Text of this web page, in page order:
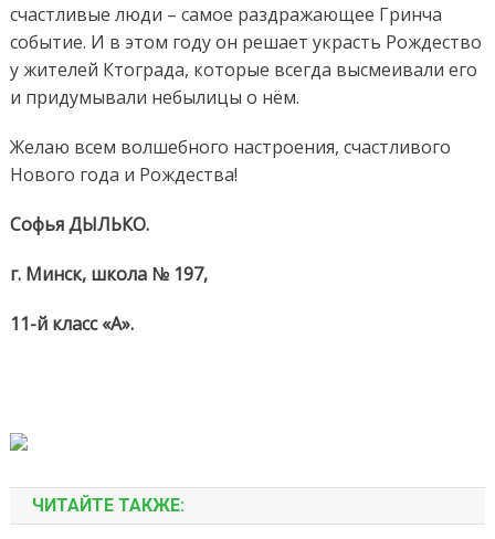
счастливые люди – самое раздражающее Гринча
событие. И в этом году он решает украсть Рождество
у жителей Ктограда, которые всегда высмеивали его
и придумывали небылицы о нём.
Желаю всем волшебного настроения, счастливого
Нового года и Рождества!
Софья ДЫЛЬКО.
г. Минск, школа № 197,
11-й класс «А».
ЧИТАЙТЕ ТАКЖЕ: